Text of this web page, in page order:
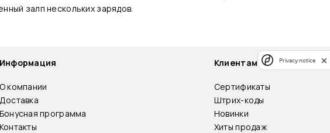
залп нескольких зарядов.
Информация
О компании
Доставка
Бонусная программа
Контакты
Клиентам
Сертификаты
Штрих-коды
Новинки
Хиты продаж
Privacy notice